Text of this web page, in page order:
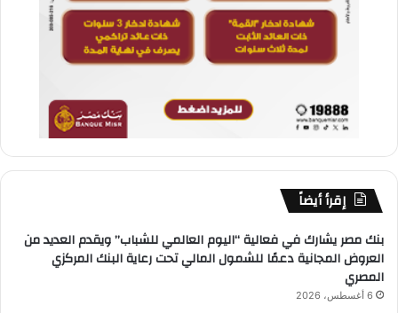
إقرأ أيضاً
بنك مصر يشارك في فعالية “اليوم العالمي للشباب” ويقدم العديد من
العروض المجانية دعمًا للشمول المالي تحت رعاية البنك المركزي
المصري
6 أغسطس، 2026